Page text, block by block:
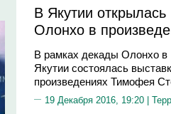
В Якутии открылась
Олонхо в
В рамках декады Олонхо в
Якутии состоялась
произведениях Тимофея
19 Декабря 2016, 19:20 |